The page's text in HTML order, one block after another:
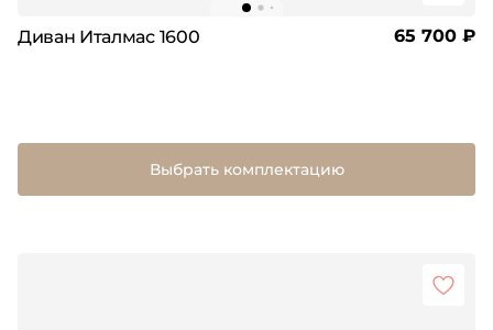
Диван Италмас 1600 65 700 ₽
Выбрать комплектацию